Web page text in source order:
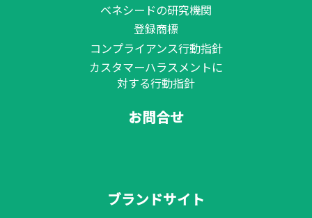
ベネシードの研究機関
登録商標
コンプライアンス行動指針
カスタマーハラスメントに
対する行動指針
お問合せ
ブランドサイト